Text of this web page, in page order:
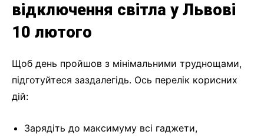
відключення світла у Львові
10 лютого
Щоб день пройшов з мінімальними труднощами,
підготуйтеся заздалегідь. Ось перелік корисних
дій:
Зарядіть до максимуму всі гаджети,